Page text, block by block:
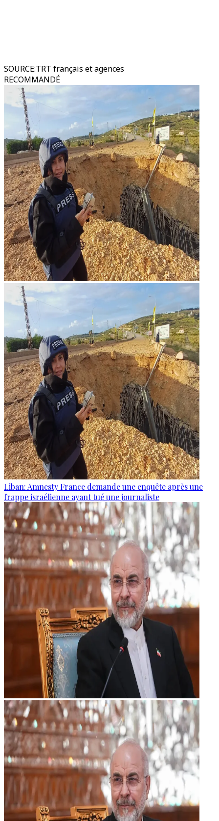
SOURCE:TRT français et agences
RECOMMANDÉ
Liban: Amnesty France demande une enquête après une
frappe israélienne ayant tué une journaliste